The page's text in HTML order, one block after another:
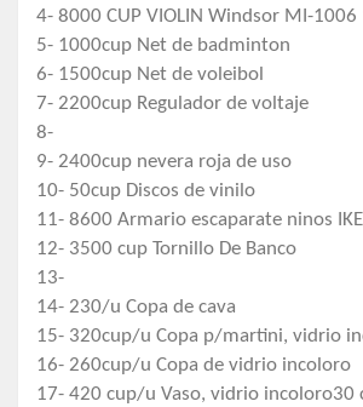
4- 8000 CUP VIOLIN Windsor MI-
5- 1000cup Net de badminton
6- 1500cup Net de voleibol
7- 2200cup Regulador de voltaje
8-
9- 2400cup nevera roja de uso
10- 50cup Discos de vinilo
11- 8600 Armario escaparate ninos
12- 3500 cup Tornillo De Banco
13-
14- 230/u Copa de cava
15- 320cup/u Copa p/martini, vidrio
16- 260cup/u Copa de vidrio incoloro
17- 420 cup/u Vaso, vidrio incoloro30